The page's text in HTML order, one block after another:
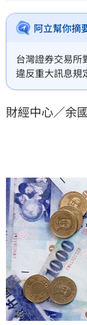
阿立幫你摘
台灣證券交易所
違反重大訊息規
財經中心／余